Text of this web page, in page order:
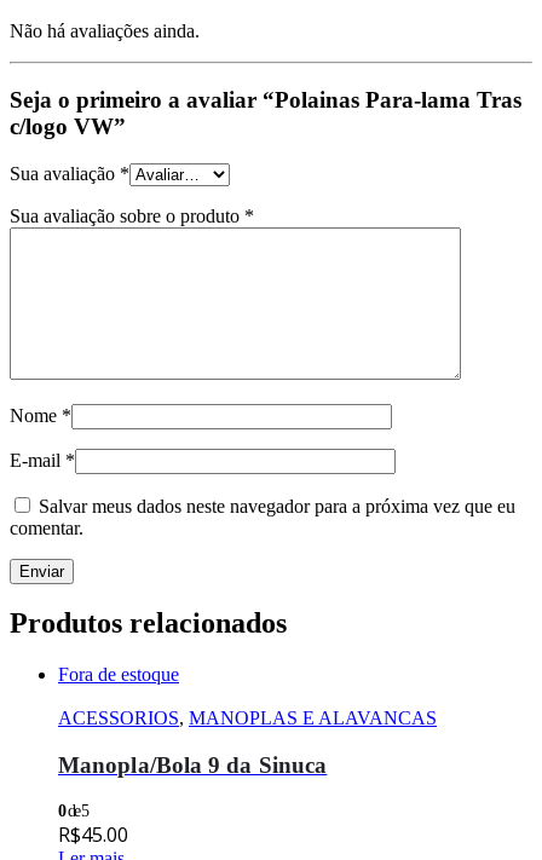
Não há avaliações ainda.
Seja o primeiro a avaliar “Polainas Para-lama Tras
c/logo VW”
Sua avaliação *
Sua avaliação sobre o produto *
Nome *
E-mail *
Salvar meus dados neste navegador para a próxima vez que eu
comentar.
Produtos relacionados
Fora de estoque
ACESSORIOS, MANOPLAS E ALAVANCAS
Manopla/Bola 9 da Sinuca
0de 5
R$45.00